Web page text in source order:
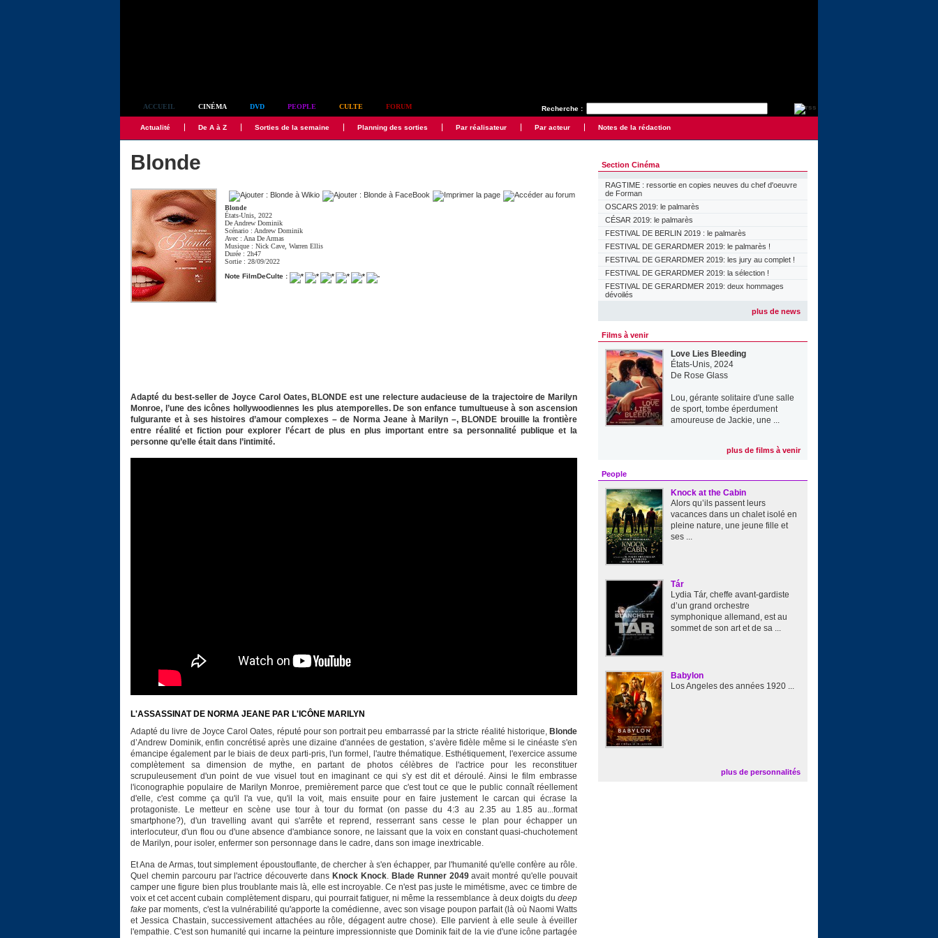
Recherche :
ACCUEIL CINÉMA DVD PEOPLE CULTE FORUM
Actualité De A à Z Sorties de la semaine Planning des sorties Par réalisateur Par acteur Notes de la rédaction
Blonde
Blonde
États-Unis, 2022
De Andrew Dominik
Scénario : Andrew Dominik
Avec : Ana De Armas
Musique :Nick Cave ,Warren Ellis
Durée : 2h47
Sortie : 28/09/2022
Note FilmDeCulte :
Adapté du best-seller de Joyce Carol Oates, BLONDE est une relecture audacieuse de la trajectoire de Marilyn
Monroe, l’une des icônes hollywoodiennes les plus atemporelles. De son enfance tumultueuse à son ascension
fulgurante et à ses histoires d’amour complexes – de Norma Jeane à Marilyn –, BLONDE brouille la frontière
entre réalité et fiction pour explorer l’écart de plus en plus important entre sa personnalité publique et la
personne qu’elle était dans l’intimité.
L'ASSASSINAT DE NORMA JEANE PAR L'ICÔNE MARILYN
Adapté du livre de Joyce Carol Oates, réputé pour son portrait peu embarrassé par la stricte réalité historique, Blonde
d’Andrew Dominik, enfin concrétisé après une dizaine d'années de gestation, s’avère fidèle même si le cinéaste s'en
émancipe également par le biais de deux parti-pris, l'un formel, l'autre thématique. Esthétiquement, l'exercice assume
complètement sa dimension de mythe, en partant de photos célèbres de l'actrice pour les reconstituer
scrupuleusement d'un point de vue visuel tout en imaginant ce qui s'y est dit et déroulé. Ainsi le film embrasse
l'iconographie populaire de Marilyn Monroe, premièrement parce que c'est tout ce que le public connaît réellement
d'elle, c'est comme ça qu'il l'a vue, qu'il la voit, mais ensuite pour en faire justement le carcan qui écrase la
protagoniste. Le metteur en scène use tour à tour du format (on passe du 4:3 au 2.35 au 1.85 au...format
smartphone?), d'un travelling avant qui s'arrête et reprend, resserrant sans cesse le plan pour échapper un
interlocuteur, d'un flou ou d'une absence d'ambiance sonore, ne laissant que la voix en constant quasi-chuchotement
de Marilyn, pour isoler, enfermer son personnage dans le cadre, dans son image inextricable.
Et Ana de Armas, tout simplement époustouflante, de chercher à s'en échapper, par l'humanité qu'elle confère au rôle.
Quel chemin parcouru par l'actrice découverte dans Knock Knock. Blade Runner 2049avait montré qu'elle pouvait
camper une figure bien plus troublante mais là, elle est incroyable. Ce n'est pas juste le mimétisme, avec ce timbre de
voix et cet accent cubain complètement disparu, qui pourrait fatiguer, ni même la ressemblance à deux doigts du deep
fake par moments, c'est la vulnérabilité qu'apporte la comédienne, avec son visage poupon parfait (là où Naomi Watts
et Jessica Chastain, successivement attachées au rôle, dégagent autre chose). Elle parvient à elle seule à éveiller
l'empathie. C'est son humanité qui incarne la peinture impressionniste que Dominik fait de la vie d'une icône partagée
Section Cinéma
RAGTIME : ressortie en copies neuves du chef d'oeuvre
de Forman
OSCARS 2019: le palmarès
CÉSAR 2019: le palmarès
FESTIVAL DE BERLIN 2019 : le palmarès
FESTIVAL DE GERARDMER 2019: le palmarès !
FESTIVAL DE GERARDMER 2019: les jury au complet !
FESTIVAL DE GERARDMER 2019: la sélection !
FESTIVAL DE GERARDMER 2019: deux hommages
dévoilés
plus de news
Films à venir
Love Lies Bleeding
États-Unis, 2024
De Rose Glass
Lou, gérante solitaire d'une salle
de sport, tombe éperdument
amoureuse de Jackie, une ...
plus de films à venir
People
Knock at the Cabin
Alors qu’ils passent leurs
vacances dans un chalet isolé en
pleine nature, une jeune fille et
ses ...
Tár
Lydia Tár, cheffe avant-gardiste
d’un grand orchestre
symphonique allemand, est au
sommet de son art et de sa ...
Babylon
Los Angeles des années 1920 ...
plus de personnalités